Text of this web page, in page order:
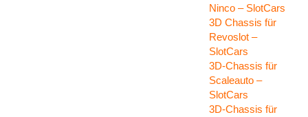
Ninco – SlotCars
3D Chassis für
Revoslot –
SlotCars
3D-Chassis für
Scaleauto –
SlotCars
3D-Chassis für